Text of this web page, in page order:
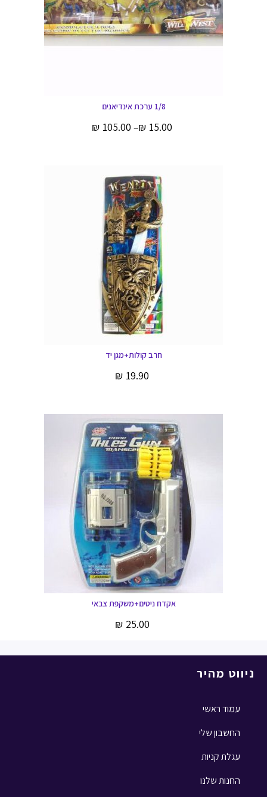
1/8 ערכת אינדיאנים
₪ 15.00
–
₪ 105.00
חרב קולות+מגן יד
₪ 19.90
אקדח ניטים+משקפת צבאי
₪ 25.00
ניווט מהיר
עמוד ראשי
החשבון שלי
עגלת קניות
החנות שלנו